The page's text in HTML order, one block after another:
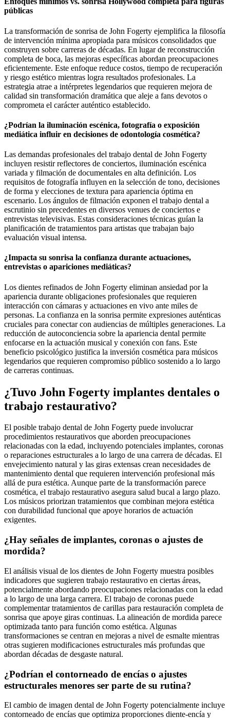
públicas
La transformación de sonrisa de John Fogerty ejemplifica la filosofía
de intervención mínima apropiada para músicos consolidados que
construyen sobre carreras de décadas. En lugar de reconstrucción
completa de boca, las mejoras específicas abordan preocupaciones
eficientemente. Este enfoque reduce costos, tiempo de recuperación
y riesgo estético mientras logra resultados profesionales. La
estrategia atrae a intérpretes legendarios que requieren mejora de
calidad sin transformación dramática que aleje a fans devotos o
comprometa el carácter auténtico establecido.
¿Podrían la iluminación escénica, fotografía o exposición
mediática influir en decisiones de odontología cosmética?
Las demandas profesionales del trabajo dental de John Fogerty
incluyen resistir reflectores de conciertos, iluminación escénica
variada y filmación de documentales en alta definición. Los
requisitos de fotografía influyen en la selección de tono, decisiones
de forma y elecciones de textura para apariencia óptima en
escenario. Los ángulos de filmación exponen el trabajo dental a
escrutinio sin precedentes en diversos venues de conciertos e
entrevistas televisivas. Estas consideraciones técnicas guían la
planificación de tratamientos para artistas que trabajan bajo
evaluación visual intensa.
¿Impacta su sonrisa la confianza durante actuaciones,
entrevistas o apariciones mediáticas?
Los dientes refinados de John Fogerty eliminan ansiedad por la
apariencia durante obligaciones profesionales que requieren
interacción con cámaras y actuaciones en vivo ante miles de
personas. La confianza en la sonrisa permite expresiones auténticas
cruciales para conectar con audiencias de múltiples generaciones. La
reducción de autoconciencia sobre la apariencia dental permite
enfocarse en la actuación musical y conexión con fans. Este
beneficio psicológico justifica la inversión cosmética para músicos
legendarios que requieren compromiso público sostenido a lo largo
de carreras continuas.
¿Tuvo John Fogerty implantes dentales o
trabajo restaurativo?
El posible trabajo dental de John Fogerty puede involucrar
procedimientos restaurativos que aborden preocupaciones
relacionadas con la edad, incluyendo potenciales implantes, coronas
o reparaciones estructurales a lo largo de una carrera de décadas. El
envejecimiento natural y las giras extensas crean necesidades de
mantenimiento dental que requieren intervención profesional más
allá de pura estética. Aunque parte de la transformación parece
cosmética, el trabajo restaurativo asegura salud bucal a largo plazo.
Los músicos priorizan tratamientos que combinan mejora estética
con durabilidad funcional que apoye horarios de actuación
exigentes.
¿Hay señales de implantes, coronas o ajustes de
mordida?
El análisis visual de los dientes de John Fogerty muestra posibles
indicadores que sugieren trabajo restaurativo en ciertas áreas,
potencialmente abordando preocupaciones relacionadas con la edad
a lo largo de una larga carrera. El trabajo de coronas puede
complementar tratamientos de carillas para restauración completa de
sonrisa que apoye giras continuas. La alineación de mordida parece
optimizada tanto para función como estética. Algunas
transformaciones se centran en mejoras a nivel de esmalte mientras
otras sugieren modificaciones estructurales más profundas que
abordan décadas de desgaste natural.
¿Podrían el contorneado de encías o ajustes
estructurales menores ser parte de su rutina?
El cambio de imagen dental de John Fogerty potencialmente incluye
contorneado de encías que optimiza proporciones diente-encía y